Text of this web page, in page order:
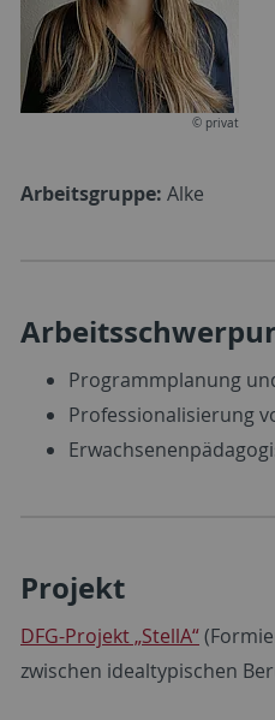
© privat
Arbeitsgruppe: Alke
Programmplanung
Professionalisierung
Projekt
DFG-Projekt „StellA“
zwischen idealtypischen